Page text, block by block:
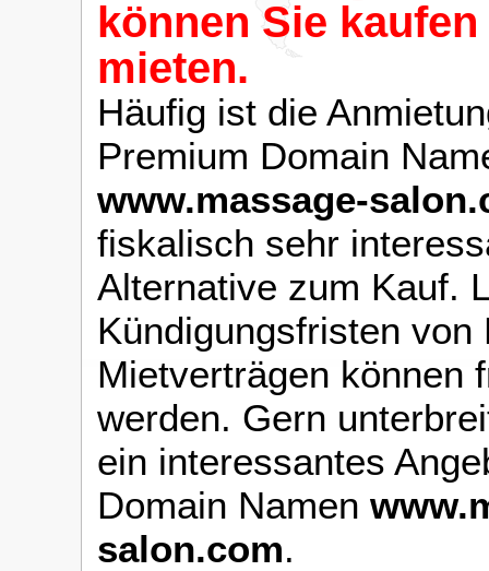
können Sie
mieten.
Häufig ist die
Premium Domain
www.massage-
fiskalisch sehr
Alternative zum Kauf.
Kündigungsfristen von
Mietverträgen können
werden. Gern
ein interessantes
Domain Namen
salon.com.